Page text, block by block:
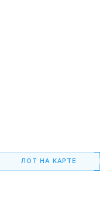
ЛОТ НА КАРТЕ